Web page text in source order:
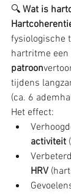
🔍 Wat is
fysiologische
hartritme een
patroon
tijdens
(ca. 6
Het effect:
activiteit
HRV